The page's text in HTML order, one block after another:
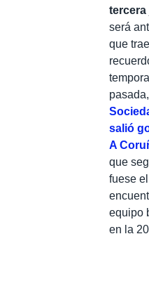
tercera
será
que
salió
A
que
fuese
equipo
en la